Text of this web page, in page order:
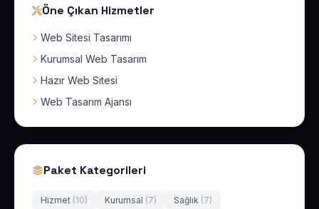
Öne Çıkan Hizmetler
Web Sitesi Tasarımı
Kurumsal Web Tasarım
Hazır Web Sitesi
Web Tasarım Ajansı
Paket Kategorileri
Hizmet (10) Kurumsal (7) Sağlık (7)